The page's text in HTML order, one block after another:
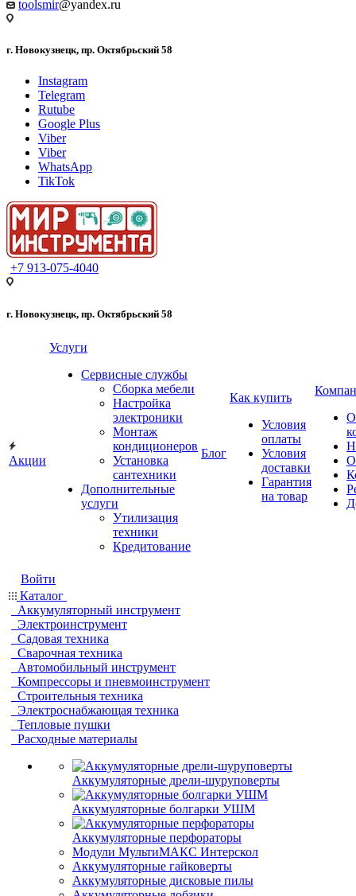
toolsmir@yandex.ru
г. Новокузнецк, пр. Октябрьский 58
Instagram
Telegram
Rutube
Google Plus
Viber
Viber
WhatsApp
TikTok
+7 913-075-4040
г. Новокузнецк, пр. Октябрьский 58
Акции
Услуги
Сервисные службы
Сборка мебели
Настройка
электроники
Монтаж
кондиционеров
Установка
сантехники
Дополнительные
услуги
Утилизация
техники
Кредитование
Блог
Как купить
Условия
оплаты
Условия
доставки
Гарантия
на товар
О
Войти
Каталог
Аккумуляторный инструмент
Электроинструмент
Садовая техника
Сварочная техника
Автомобильный инструмент
Компрессоры и пневмоинструмент
Строительныя техника
Электроснабжающая техника
Тепловые пушки
Расходные материалы
Аккумуляторные дрели-шуруповерты
Аккумуляторные болгарки УШМ
Аккумуляторные перфораторы
Модули МультиМАКС Интерскол
Аккумуляторные гайковерты
Аккумуляторные дисковые пилы